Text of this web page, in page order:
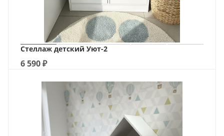
Стеллаж детский Уют-2
6 590₽